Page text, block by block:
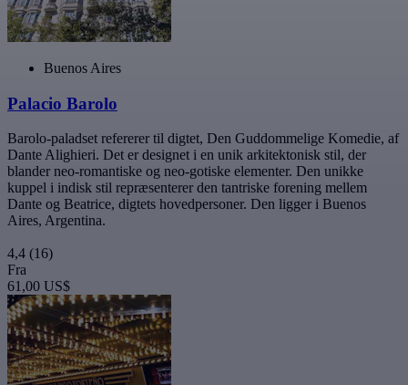
Buenos Aires
Palacio Barolo
Barolo-paladset refererer til digtet, Den Guddommelige Komedie, af
Dante Alighieri. Det er designet i en unik arkitektonisk stil, der
blander neo-romantiske og neo-gotiske elementer. Den unikke
kuppel i indisk stil repræsenterer den tantriske forening mellem
Dante og Beatrice, digtets hovedpersoner. Den ligger i Buenos
Aires, Argentina.
4,4 (16)
Fra
61,00 US$